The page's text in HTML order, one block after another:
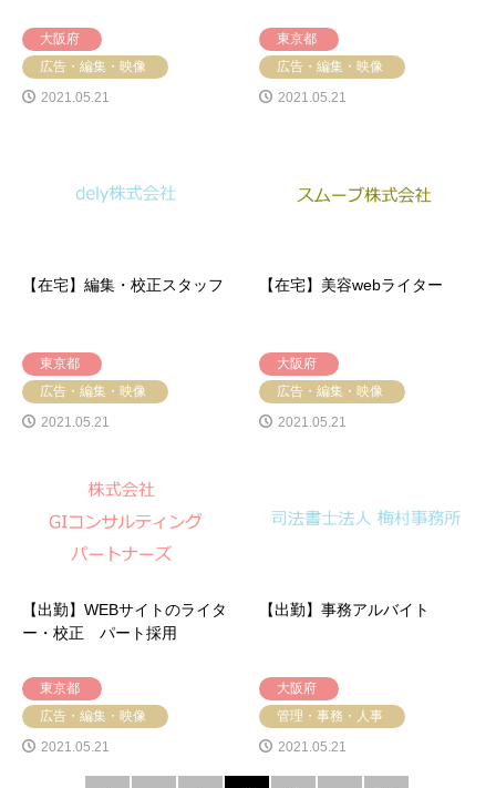
大阪府
広告・編集・映像
2021.05.21
東京都
広告・編集・映像
2021.05.21
【在宅】編集・校正スタッフ
東京都
広告・編集・映像
2021.05.21
【在宅】美容webライター
大阪府
広告・編集・映像
2021.05.21
【出勤】WEBサイトのライタ
ー・校正 パート採用
東京都
広告・編集・映像
2021.05.21
【出勤】事務アルバイト
大阪府
管理・事務・人事
2021.05.21